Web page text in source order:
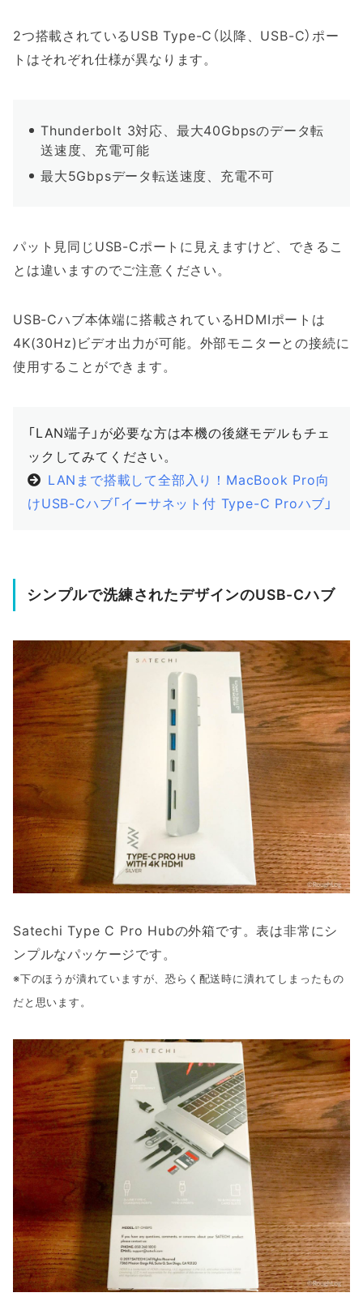
2つ搭載されているUSB Type-C（以降、USB-C）ポー
トはそれぞれ仕様が異なります。
Thunderbolt 3対応、最大40Gbpsのデータ転
送速度、充電可能
最大5Gbpsデータ転送速度、充電不可
パット見同じUSB-Cポートに見えますけど、できるこ
とは違いますのでご注意ください。
USB-Cハブ本体端に搭載されているHDMIポートは
4K(30Hz)ビデオ出力が可能。外部モニターとの接続に
使用することができます。
「LAN端子」が必要な方は本機の後継モデルもチェ
ックしてみてください。
LANまで搭載して全部入り！MacBook Pro向
けUSB-Cハブ「イーサネット付 Type-C Proハブ」
シンプルで洗練されたデザインのUSB-Cハブ
Satechi Type C Pro Hubの外箱です。表は非常にシ
ンプルなパッケージです。
※下のほうが潰れていますが、恐らく配送時に潰れてしまったもの
だと思います。